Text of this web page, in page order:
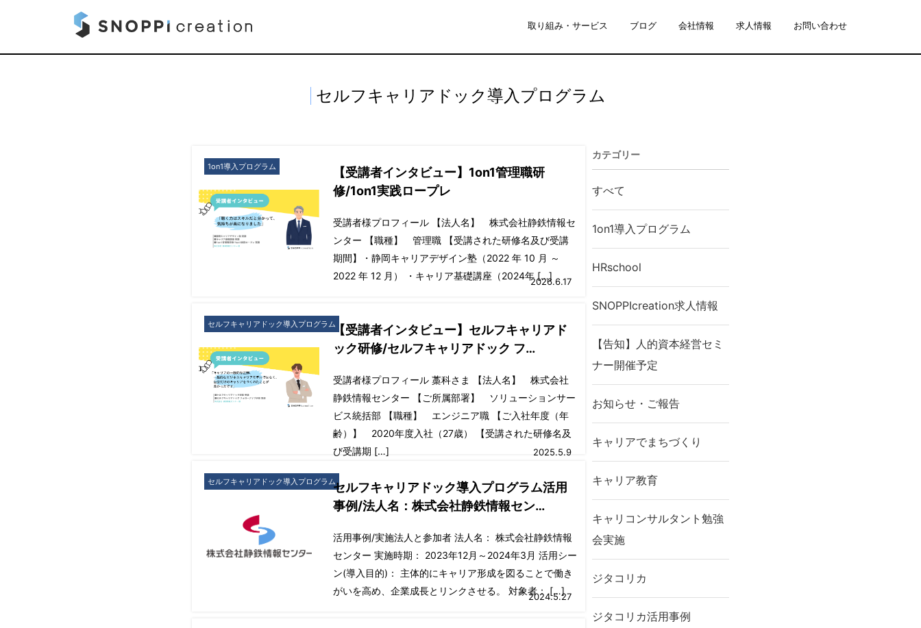
取り組み・サービス ブログ 会社情報 求人情報 お問い合わせ
セルフキャリアドック導入プログラム
1on1導入プログラム
【受講者インタビュー】1on1管理職研
修/1on1実践ロープレ
受講者様プロフィール 【法人名】 株式会社静鉄情報セ
ンター 【職種】 管理職 【受講された研修名及び受講
期間】・静岡キャリアデザイン塾（2022 年 10 月 ～
2022 年 12 月） ・キャリア基礎講座（2024年 […]2026.6.17
セルフキャリアドック導入プログラム【受講者インタビュー】セルフキャリアド
ック研修/セルフキャリアドック フ…
受講者様プロフィール 藁科さま 【法人名】 株式会社
静鉄情報センター 【ご所属部署】 ソリューションサー
ビス統括部 【職種】 エンジニア職 【ご入社年度（年
齢）】 2020年度入社（27歳） 【受講された研修名及
び受講期 […]
2025.5.9
セルフキャリアドック導入プログラムセルフキャリアドック導入プログラム活用
事例/法人名：株式会社静鉄情報セン…
活用事例/実施法人と参加者 法人名： 株式会社静鉄情報
センター 実施時期： 2023年12月～2024年3月 活用シー
ン(導入目的)： 主体的にキャリア形成を図ることで働き
がいを高め、企業成長とリンクさせる。 対象者： […]
2024.5.27
カテゴリー
すべて
1on1導入プログラム
HRschool
SNOPPIcreation求人情報
【告知】人的資本経営セミ
ナー開催予定
お知らせ・ご報告
キャリアでまちづくり
キャリア教育
キャリコンサルタント勉強
会実施
ジタコリカ
ジタコリカ活用事例